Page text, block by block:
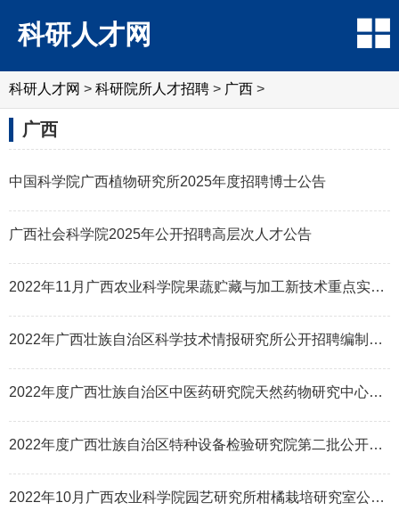
科研人才网
科研人才网 > 科研院所人才招聘 > 广西 >
广西
中国科学院广西植物研究所2025年度招聘博士公告
广西社会科学院2025年公开招聘高层次人才公告
2022年11月广西农业科学院果蔬贮藏与加工新技术重点实验室公开招聘实验室主任1名公告
2022年广西壮族自治区科学技术情报研究所公开招聘编制外工作人员10名公告
2022年度广西壮族自治区中医药研究院天然药物研究中心公开招聘编制内工作人员10名公告
2022年度广西壮族自治区特种设备检验研究院第二批公开招聘工作人员5名公告
2022年10月广西农业科学院园艺研究所柑橘栽培研究室公开招聘科研助理1名公告